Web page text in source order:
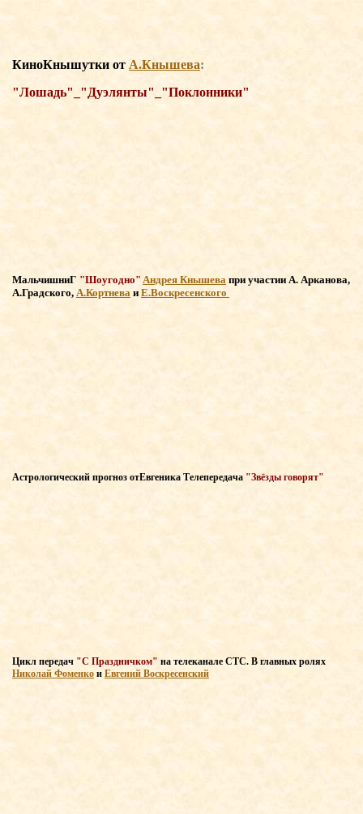
КиноКнышутки от А.Кнышева:
"Лошадь"_"Дуэлянты"_"Поклонники"
МальчишниГ "Шоугодно" Андрея Кнышева при участии А. Арканова,
А.Градского, А.Кортнева и Е.Воскресенского
Астрологический прогноз отЕвгеника Телепередача "Звёзды говорят"
Цикл передач "С Праздничком" на телеканале СТС. В главных ролях
Николай Фоменко и Евгений Воскресенский